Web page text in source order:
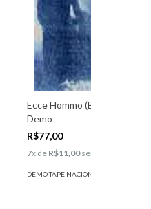
Ecce Hommo (BRA) -
Demo
R$77,00
7x de R$11,00sem juros
DEMO TAPE NACIONAL